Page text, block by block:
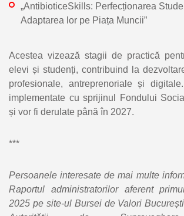
„AntibioticeSkills: Perfecționarea
Adaptarea lor pe Piața Muncii”
Acestea vizează stagii de practică
elevi și studenți, contribuind la
profesionale, antreprenoriale și
implementate cu sprijinul Fondului
și vor fi derulate până în 2027.
***
Persoanele interesate de mai multe
Raportul administratorilor aferent
2025 pe site-ul Bursei de Valori